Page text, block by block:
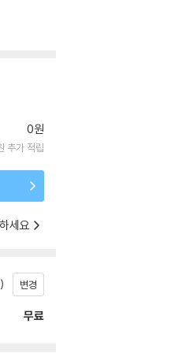
0원
추가 적립
세요
변경
무료